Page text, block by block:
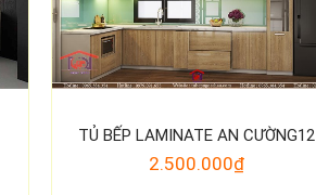
TỦ BẾP LAMINATE AN CƯỜNG12
2.500.000₫